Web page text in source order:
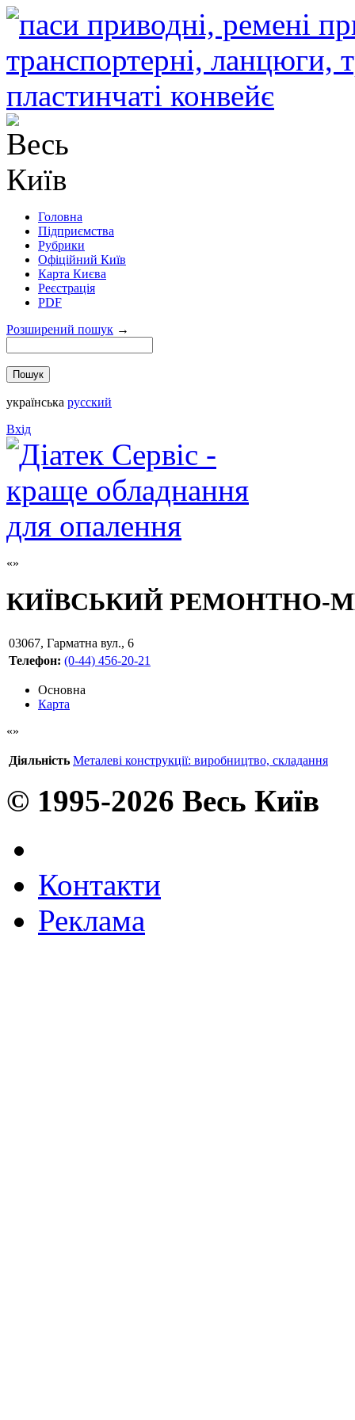
Головна
Підприємства
Рубрики
Офіційний Київ
Карта Києва
Реєстрація
PDF
Розширений пошук →
українська русский
Вхід
КИЇВСЬКИЙ РЕМОНТНО-
03067, Гарматна вул., 6
Телефон: (0-44) 456-20-21
Основна
Карта
Діяльність Металеві конструкції: виробництво, складання
© 1995-2026 Весь Київ
Контакти
Реклама